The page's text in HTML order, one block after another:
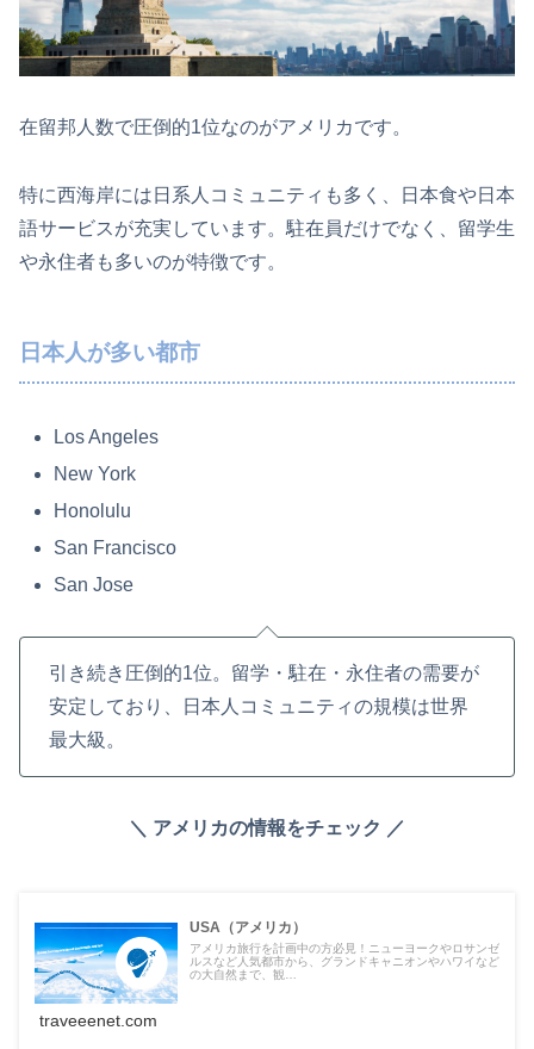
在留邦人数で圧倒的1位なのがアメリカです。
特に西海岸には日系人コミュニティも多く、日本食や日本
語サービスが充実しています。駐在員だけでなく、留学生
や永住者も多いのが特徴です。
日本人が多い都市
Los Angeles
New York
Honolulu
San Francisco
San Jose
引き続き圧倒的1位。留学・駐在・永住者の需要が
安定しており、日本人コミュニティの規模は世界
最大級。
＼ アメリカの情報をチェック ／
USA（アメリカ）
アメリカ旅行を計画中の方必見！ニューヨークやロサンゼ
ルスなど人気都市から、グランドキャニオンやハワイなど
の大自然まで、観…
traveeenet.com